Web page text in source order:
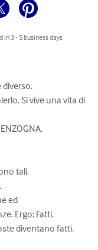
in 3 - 5 business days
diverso.
Si vive una vita di
tali.
ed
Ergo: Fatti.
diventano fatti.